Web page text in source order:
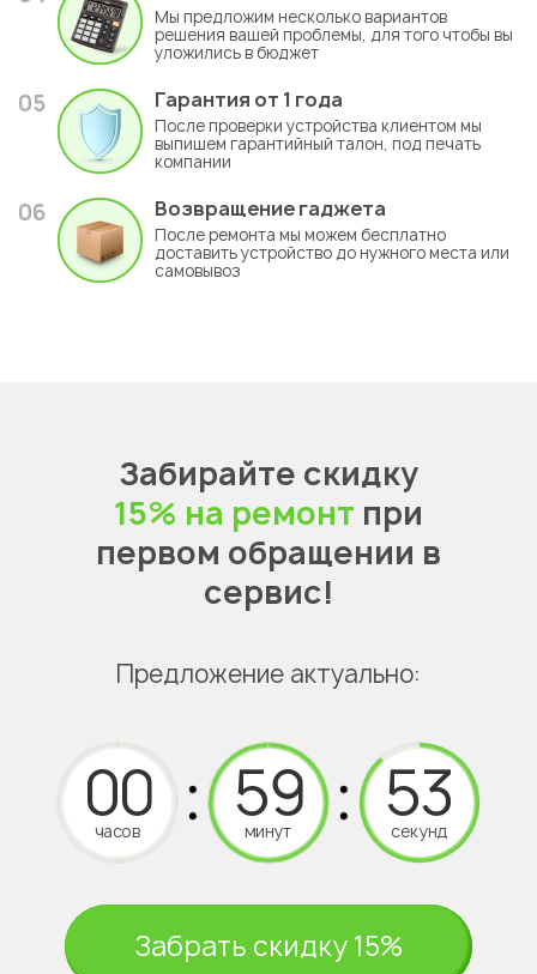
Мы предложим несколько вариантов
решения вашей проблемы, для того чтобы вы
уложились в бюджет
05 Гарантия от 1 года
После проверки устройства клиентом мы
выпишем гарантийный талон, под печать
компании
06 Возвращение гаджета
После ремонта мы можем бесплатно
доставить устройство до нужного места или
самовывоз
Забирайте скидку
15% на ремонт при
первом обращении в
сервис!
Предложение актуально:
часов минут секунд
Забрать скидку 15%